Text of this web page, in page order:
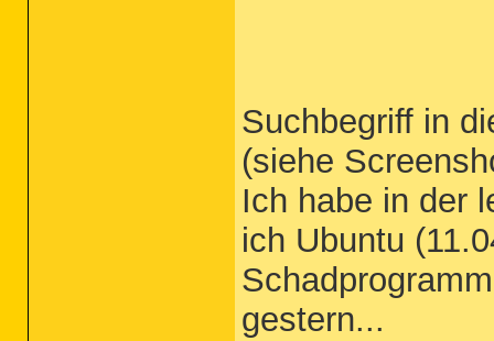
Suchbegriff in
(siehe
Ich habe in der
ich Ubuntu
gestern...